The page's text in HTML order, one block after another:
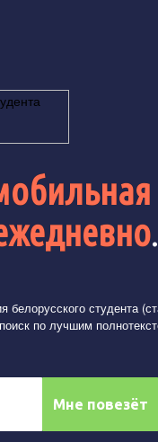
.
белорусского студента
по лучшим